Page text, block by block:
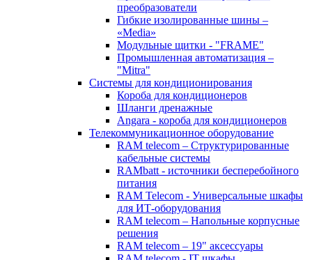
преобразователи
Гибкие изолированные шины –
«Media»
Модульные щитки - "FRAME"
Промышленная автоматизация –
"Mitra"
Системы для кондиционирования
Короба для кондиционеров
Шланги дренажные
Angara - короба для кондиционеров
Телекоммуникационное оборудование
RAM telecom – Структурированные
кабельные системы
RAMbatt - источники бесперебойного
питания
RAM Telecom - Универсальные шкафы
для ИТ-оборудования
RAM telecom – Напольные корпусные
решения
RAM telecom – 19" аксессуары